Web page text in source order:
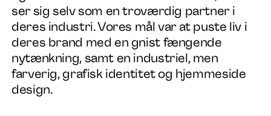
Arbejde
Services
ser sig selv som en troværdig partner i
deres industri. Vores mål var at puste liv i
deres brand med en gnist fængende
nytænkning, samt en industriel, men
farverig, grafisk identitet og hjemmeside
design.